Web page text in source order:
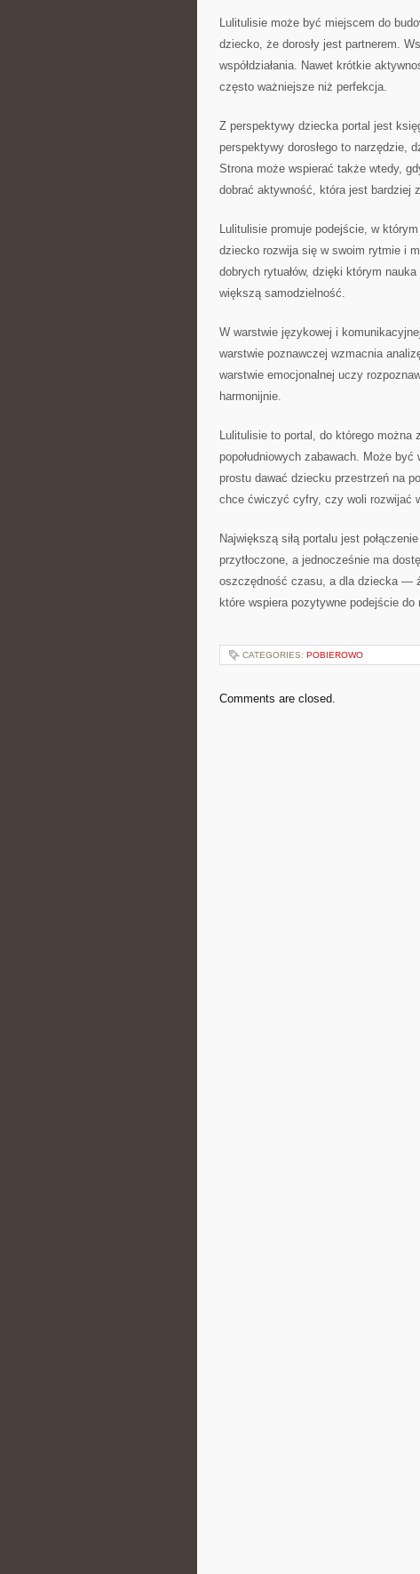
Lulitulisie może być miejscem do
dziecko, że dorosły jest partnerem.
współdziałania. Nawet krótkie
często ważniejsze niż perfekcja.
Z perspektywy dziecka portal jest
perspektywy dorosłego to narzędzie,
Strona może wspierać także wtedy,
dobrać aktywność, która jest bardziej
Lulitulisie promuje podejście, w
dziecko rozwija się w swoim rytmie i
dobrych rytuałów, dzięki którym
większą samodzielność.
W warstwie językowej i
warstwie poznawczej wzmacnia
warstwie emocjonalnej uczy
harmonijnie.
Lulitulisie to portal, do którego
popołudniowych zabawach. Może
prostu dawać dziecku przestrzeń na
chce ćwiczyć cyfry, czy woli rozwijać
Największą siłą portalu jest
przytłoczone, a jednocześnie ma
oszczędność czasu, a dla dziecka —
które wspiera pozytywne podejście
CATEGORIES: POBIEROWO
Comments are closed.